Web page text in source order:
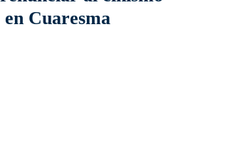
en Cuaresma